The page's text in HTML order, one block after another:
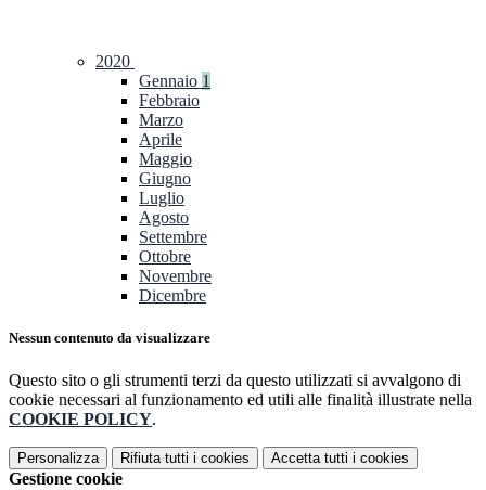
2020
Gennaio 1
Febbraio
Marzo
Aprile
Maggio
Giugno
Luglio
Agosto
Settembre
Ottobre
Novembre
Dicembre
Nessun contenuto da visualizzare
Questo sito o gli strumenti terzi da questo utilizzati si avvalgono di
cookie necessari al funzionamento ed utili alle finalità illustrate nella
COOKIE POLICY.
Personalizza Rifiuta tutti i cookies Accetta tutti i cookies
Gestione cookie